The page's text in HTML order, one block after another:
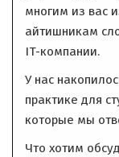
многим из вас
айтишникам
IT-компании.
У нас
практике для
которые мы
Что хотим